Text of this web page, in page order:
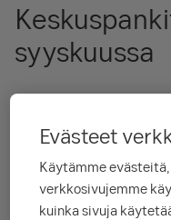
syyskuussa
epävarmuuksien
epävarmuuden
ja Yhdysvaltain
jo pidempään
Evästeet
Käytämme
verkkosivujemme
kuinka sivuja